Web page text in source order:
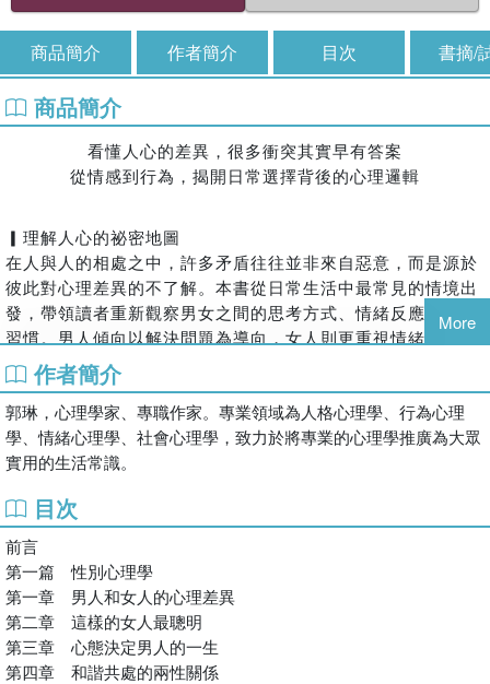
商品簡介 作者簡介 目次 書摘/
商品簡介
看懂人心的差異，很多衝突其實早有答案
從情感到行為，揭開日常選擇背後的心理邏輯
▎理解人心的祕密地圖
在人與人的相處之中，許多矛盾往往並非來自惡意，而是源於
彼此對心理差異的不了解。本書從日常生活中最常見的情境出
發，帶領讀者重新觀察男女之間的思考方式、情緒反應與溝通
習慣。男人傾向以解決問題為導向，女人則更重視情緒表達與
理解；一方想要給出答案，一方卻希望被傾聽。當這些差異被
看見與理解，衝突便不再只是爭吵的起點，而可能成為重新認
識彼此的契機。透過一系列貼近生活的案例與心理觀察，本書
勾勒出兩性互動背後的心理結構。
在兩性關係與人生選擇中，心態往往決定了一個人的道路。女
性若想在情感與生活中保持主動，需要的不只是魅力，更是清
醒的判斷與獨立的能力；真正聰明的人，懂得在情感與理性之
間保持平衡。而對男性而言，影響人生發展的關鍵往往不是天
賦，而是面對世界的態度與格局。從人際經營到職場處世，再
到戀愛中的心理調適，本書透過不同角度解析心態如何塑造一
個人的選擇，也如何影響關係中的互動方式。
More
作者簡介
郭琳，心理學家、專職作家。專業領域為人格心理學、行為心理
學、情緒心理學、社會心理學，致力於將專業的心理學推廣為大眾
實用的生活常識。
目次
前言
第一篇 性別心理學
第一章 男人和女人的心理差異
第二章 這樣的女人最聰明
第三章 心態決定男人的一生
第四章 和諧共處的兩性關係